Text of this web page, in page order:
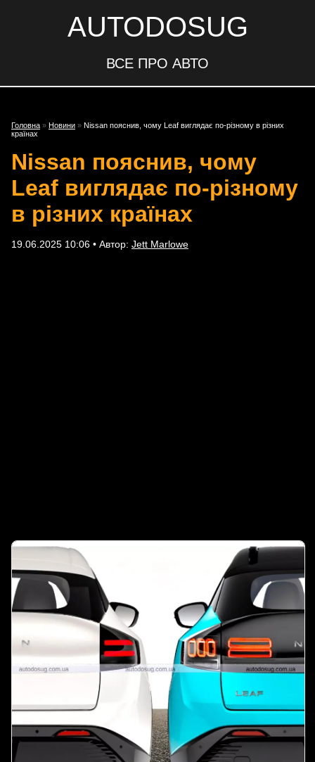
AUTODOSUG
ВСЕ ПРО АВТО
Головна » Новини » Nissan пояснив, чому Leaf виглядає по-різному в різних
країнах
Nissan пояснив, чому
Leaf виглядає по-різному
в різних країнах
19.06.2025 10:06 • Автор: Jett Marlowe